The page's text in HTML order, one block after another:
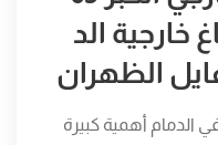
اصباغ خارجية الد
الظهران
الدمام أهمية كبيرة